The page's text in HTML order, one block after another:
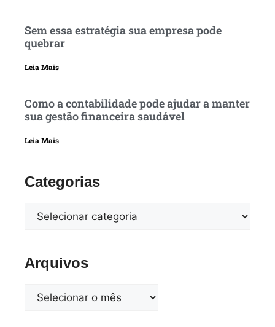
Sem essa estratégia sua empresa pode
quebrar
Leia Mais
Como a contabilidade pode ajudar a manter
sua gestão financeira saudável
Leia Mais
Categorias
Arquivos